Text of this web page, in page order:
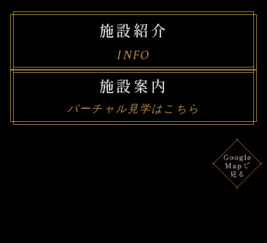
施設紹介
INFO
施設案内
バーチャル見学はこちら